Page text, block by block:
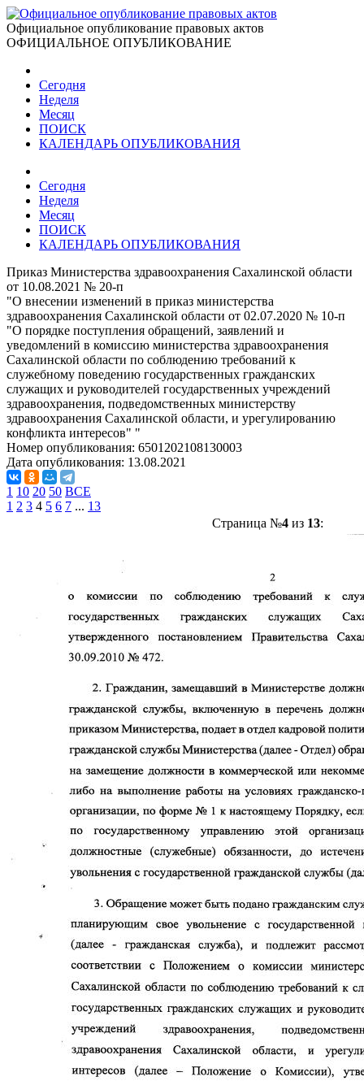
Официальное опубликование правовых актов
ОФИЦИАЛЬНОЕ ОПУБЛИКОВАНИЕ
Сегодня
Неделя
Месяц
ПОИСК
КАЛЕНДАРЬ ОПУБЛИКОВАНИЯ
Сегодня
Неделя
Месяц
ПОИСК
КАЛЕНДАРЬ ОПУБЛИКОВАНИЯ
Приказ Министерства здравоохранения Сахалинской области
от 10.08.2021 № 20-п
"О внесении изменений в приказ министерства
здравоохранения Сахалинской области от 02.07.2020 № 10-п
"О порядке поступления обращений, заявлений и
уведомлений в комиссию министерства здравоохранения
Сахалинской области по соблюдению требований к
служебному поведению государственных гражданских
служащих и руководителей государственных учреждений
здравоохранения, подведомственных министерству
здравоохранения Сахалинской области, и урегулированию
конфликта интересов" "
Номер опубликования: 6501202108130003
Дата опубликования: 13.08.2021
1 10 20 50 ВСЕ
1 2 3 4 5 6 7 ... 13
Страница №4из 13: